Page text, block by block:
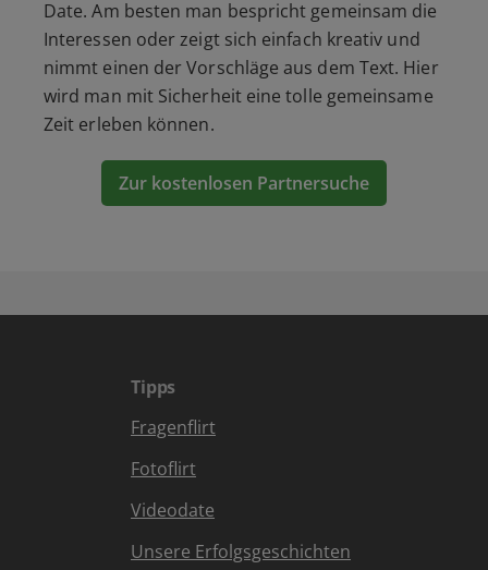
Date. Am besten man bespricht gemeinsam die
Interessen oder zeigt sich einfach kreativ und
nimmt einen der Vorschläge aus dem Text. Hier
wird man mit Sicherheit eine tolle gemeinsame
Zeit erleben können.
Zur kostenlosen Partnersuche
Tipps
Fragenflirt
Fotoflirt
Videodate
Unsere Erfolgsgeschichten